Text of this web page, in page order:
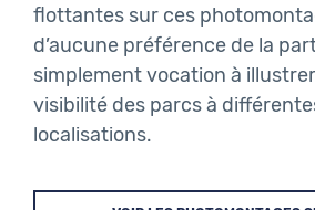
flottantes sur ces
d’aucune préférence de la
simplement vocation à
visibilité des parcs à
localisations.